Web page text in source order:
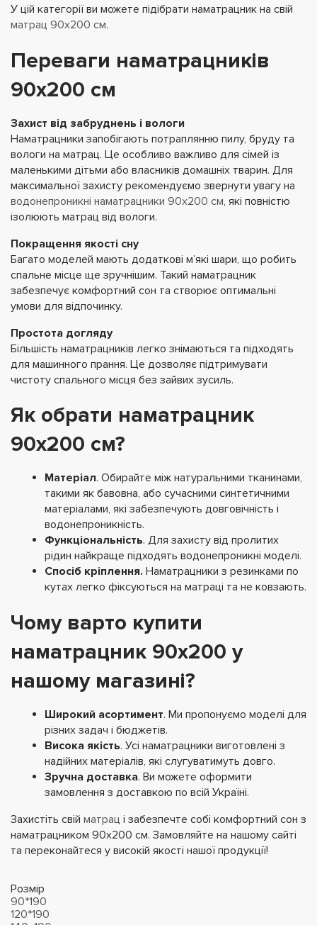
У цій категорії ви можете підібрати наматрацник на свій
матрац 90x200 см.
Переваги наматрацників
90х200 см
Захист від забруднень і вологи
Наматрацники запобігають потраплянню пилу, бруду та
вологи на матрац. Це особливо важливо для сімей із
маленькими дітьми або власників домашніх тварин. Для
максимальної захисту рекомендуємо звернути увагу на
водонепроникні наматрацники 90х200 см, які повністю
ізолюють матрац від вологи.
Покращення якості сну
Багато моделей мають додаткові м’які шари, що робить
спальне місце ще зручнішим. Такий наматрацник
забезпечує комфортний сон та створює оптимальні
умови для відпочинку.
Простота догляду
Більшість наматрацників легко знімаються та підходять
для машинного прання. Це дозволяє підтримувати
чистоту спального місця без зайвих зусиль.
Як обрати наматрацник
90х200 см?
Матеріал. Обирайте між натуральними тканинами,
такими як бавовна, або сучасними синтетичними
матеріалами, які забезпечують довговічність і
водонепроникність.
Функціональність. Для захисту від пролитих
рідин найкраще підходять водонепроникні моделі.
Спосіб кріплення. Наматрацники з резинками по
кутах легко фіксуються на матраці та не ковзають.
Чому варто купити
наматрацник 90х200 у
нашому магазині?
Широкий асортимент. Ми пропонуємо моделі для
різних задач і бюджетів.
Висока якість. Усі наматрацники виготовлені з
надійних матеріалів, які слугуватимуть довго.
Зручна доставка. Ви можете оформити
замовлення з доставкою по всій Україні.
Захистіть свій матрац і забезпечте собі комфортний сон з
наматрацником 90х200 см. Замовляйте на нашому сайті
та переконайтеся у високій якості нашої продукції!
Розмір
90*190
120*190